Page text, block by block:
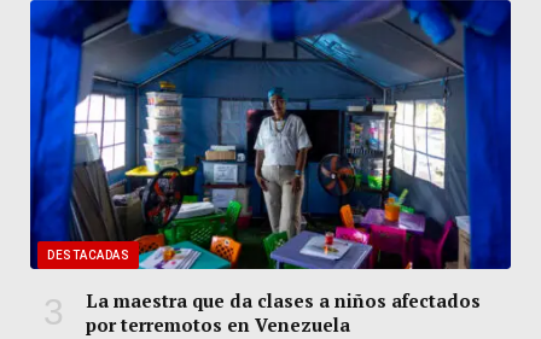
DESTACADAS
La maestra que da clases a niños afectados
por terremotos en Venezuela